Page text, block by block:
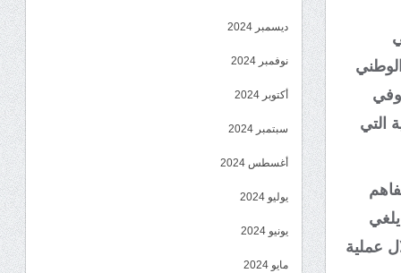
وفي
التي
عملية
ديسمبر 2024
نوفمبر 2024
أكتوبر 2024
سبتمبر 2024
أغسطس 2024
يوليو 2024
يونيو 2024
مايو 2024